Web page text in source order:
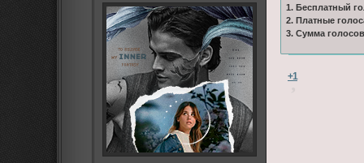
1. Бесплатный
2. Платные
3. Сумма
+1